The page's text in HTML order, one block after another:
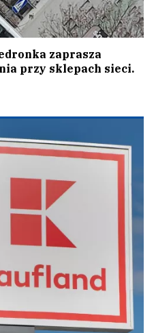
zaprasza
przy sklepach sieci.